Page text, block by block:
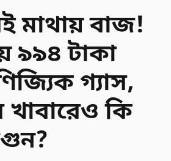
মাথায় বাজ!
৯৯৪ টাকা
গ্যাস,
খাবারেও কি